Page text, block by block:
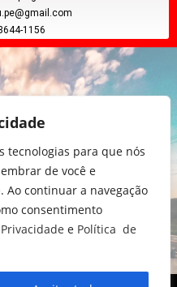
tecnologias para que nós
de você e
Ao continuar a navegação
consentimento
e Política de
1156
0001-20